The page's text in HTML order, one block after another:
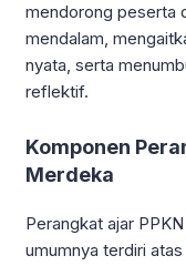
mendorong peserta
mendalam,
nyata, serta
reflektif.
Komponen
Merdeka
Perangkat ajar
umumnya terdiri